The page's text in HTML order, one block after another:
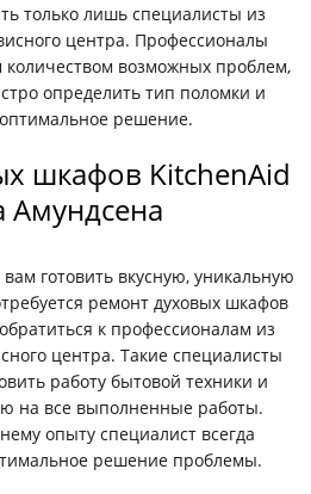
только лишь специалисты из
центра. Профессионалы
количеством возможных проблем,
определить тип поломки и
решение.
шкафов KitchenAid
Амундсена
готовить вкусную, уникальную
ремонт духовых шкафов
к профессионалам из
центра. Такие специалисты
работу бытовой техники и
на все выполненные работы.
опыту специалист всегда
решение проблемы.